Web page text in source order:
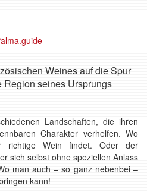
Weines auf die Spur
Region seines Ursprungs
Landschaften, die ihren
Charakter verhelfen. Wo
Wein findet. Oder der
sich selbst ohne speziellen Anlass
man auch – so ganz nebenbei –
kann!